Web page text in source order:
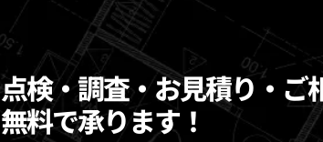
点検・調査・お見積り・ご
無料で承ります！